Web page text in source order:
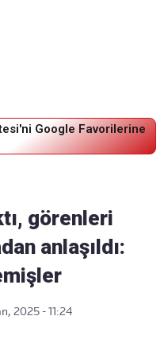
Google Favorilerine
görenleri
anlaşıldı:
2025 - 11:24